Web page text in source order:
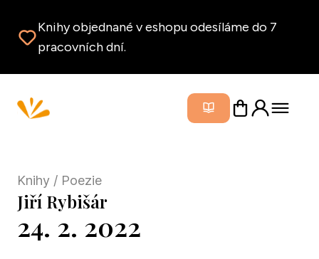
Knihy objednané v eshopu odesíláme do 7
pracovních dní.
Zavřít
Knihy / Poezie
Jiří Rybišár
24. 2. 2022